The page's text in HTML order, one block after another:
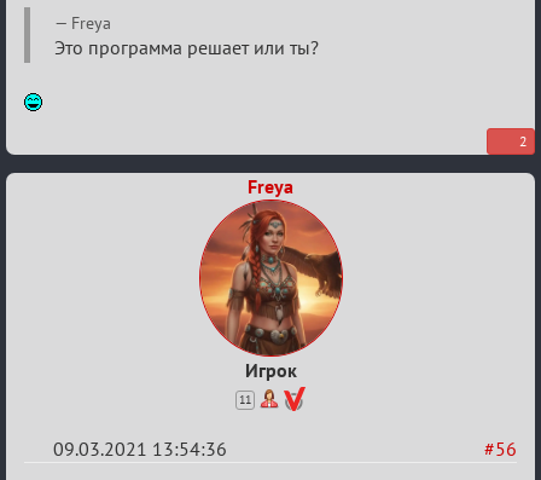
Re:
Разговоры
о
XIX
ТПК.
Freya
Это программа решает или ты?
2
Freya
Игрок
11
#56
09.03.2021 13:54:36